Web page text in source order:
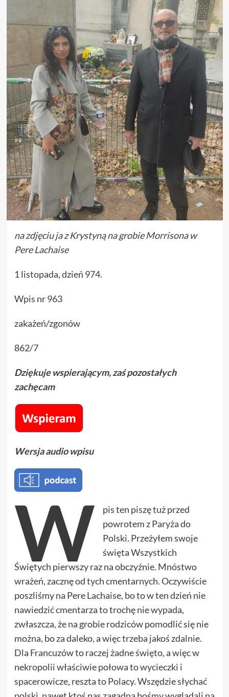
na zdjęciu ja z Krystyną na grobie Morrisona w
Pere Lachaise
1 listopada, dzień 974.
Wpis nr 963
zakażeń/zgonów
862/7
Dziękuje wspierającym, zaś pozostałych
zachęcam
Wersja audio wpisu
W
pis ten piszę tuż przed
powrotem z Paryża do
Polski. Przeżyłem swoje
święta Wszystkich
Świętych pierwszy raz na obczyźnie. Mnóstwo
wrażeń, zacznę od tych cmentarnych. Oczywiście
poszliśmy na Pere Lachaise, bo to w ten dzień nie
nawiedzić cmentarza to trochę nie wypada,
zwłaszcza, że na grobie rodziców pomodlić się nie
można, bo za daleko, a więc trzeba jakoś zdalnie.
Dla Francuzów to raczej żadne święto, a więc w
nekropolii właściwie połowa to wycieczki i
spacerowicze, reszta to Polacy. Wszędzie słychać